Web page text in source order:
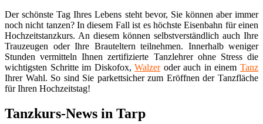
Der schönste Tag Ihres Lebens steht bevor, Sie können aber immer
noch nicht tanzen? In diesem Fall ist es höchste Eisenbahn für einen
Hochzeitstanzkurs. An diesem können selbstverständlich auch Ihre
Trauzeugen oder Ihre Brauteltern teilnehmen. Innerhalb weniger
Stunden vermitteln Ihnen zertifizierte Tanzlehrer ohne Stress die
wichtigsten Schritte im Diskofox,Walzeroder auch in einemTanz
Ihrer Wahl. So sind Sie parkettsicher zum Eröffnen der Tanzfläche
für Ihren Hochzeitstag!
Tanzkurs-News in Tarp